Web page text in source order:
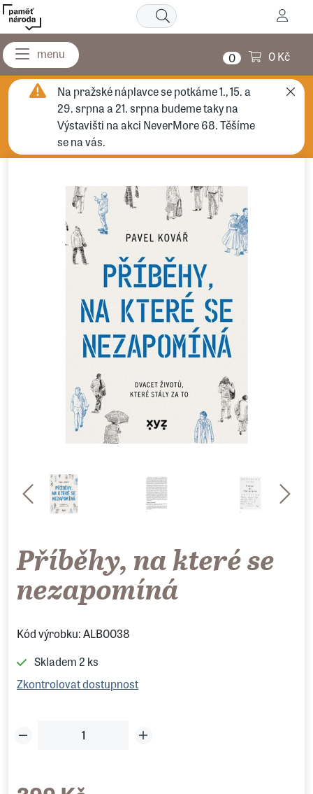
0 0 Kč
Na pražské náplavce se potkáme 1., 15. a
29. srpna a 21. srpna budeme taky na
Výstavišti na akci NeverMore 68. Těšíme
se na vás.
Příběhy, na které se
nezapomíná
Kód výrobku: ALB0038
Skladem 2 ks
Zkontrolovat dostupnost